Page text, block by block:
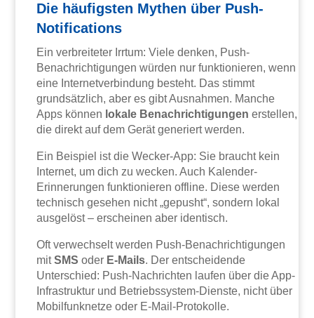
Die häufigsten Mythen über Push-
Notifications
Ein verbreiteter Irrtum: Viele denken, Push-
Benachrichtigungen würden nur funktionieren, wenn
eine Internetverbindung besteht. Das stimmt
grundsätzlich, aber es gibt Ausnahmen. Manche
Apps können lokale Benachrichtigungen erstellen,
die direkt auf dem Gerät generiert werden.
Ein Beispiel ist die Wecker-App: Sie braucht kein
Internet, um dich zu wecken. Auch Kalender-
Erinnerungen funktionieren offline. Diese werden
technisch gesehen nicht „gepusht“, sondern lokal
ausgelöst – erscheinen aber identisch.
Oft verwechselt werden Push-Benachrichtigungen
mitSMS oder E-Mails. Der entscheidende
Unterschied: Push-Nachrichten laufen über die App-
Infrastruktur und Betriebssystem-Dienste, nicht über
Mobilfunknetze oder E-Mail-Protokolle.